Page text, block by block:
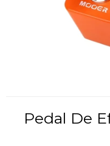
Pedal De Efectos Mooer Purer